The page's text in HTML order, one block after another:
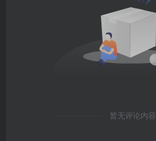
暂无评论内容